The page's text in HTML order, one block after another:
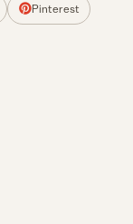
Pinterest